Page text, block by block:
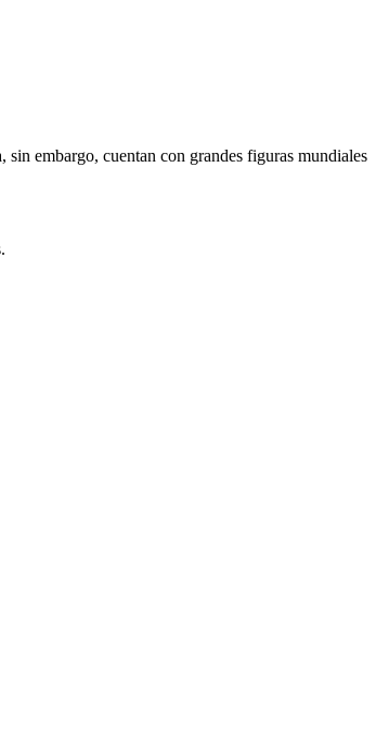
embargo, cuentan con grandes figuras mundiales